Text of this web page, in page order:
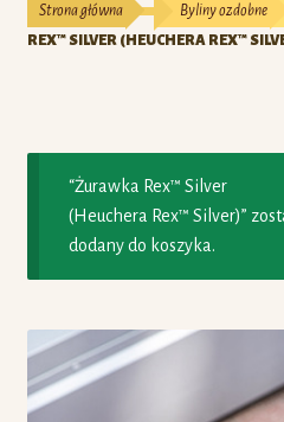
Kontakt
Moje konto
O nas
Zamówienie
Strona główna Byliny ozdobne
REX™ SILVER (HEUCHERA REX™
“Żurawka Rex™ Silver
(Heuchera Rex™ Silver)”
dodany do koszyka.